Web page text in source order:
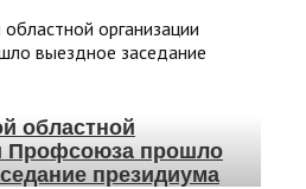
областной
Профсоюза прошло
президиума